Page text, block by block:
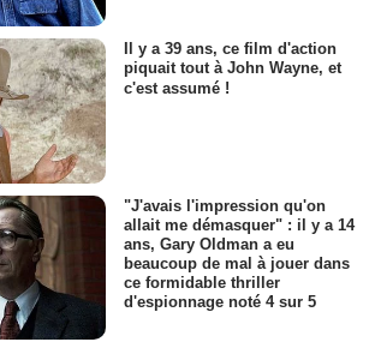
Il y a 39 ans, ce film d'action
piquait tout à John Wayne, et
c'est assumé !
"J'avais l'impression qu'on
allait me démasquer" : il y a 14
ans, Gary Oldman a eu
beaucoup de mal à jouer dans
ce formidable thriller
d'espionnage noté 4 sur 5